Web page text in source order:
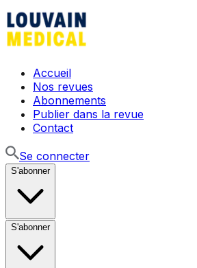
Accueil
Nos revues
Abonnements
Publier dans la revue
Contact
Se connecter
S'abonner
S'abonner